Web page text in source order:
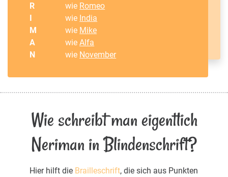
R
wie Romeo
I
wie India
M
wie Mike
A
wieAlfa
N
wie November
Wie schreibt man eigentlich
Neriman in Blindenschrift?
Hier hilft die Brailleschrift, die sich aus Punkten